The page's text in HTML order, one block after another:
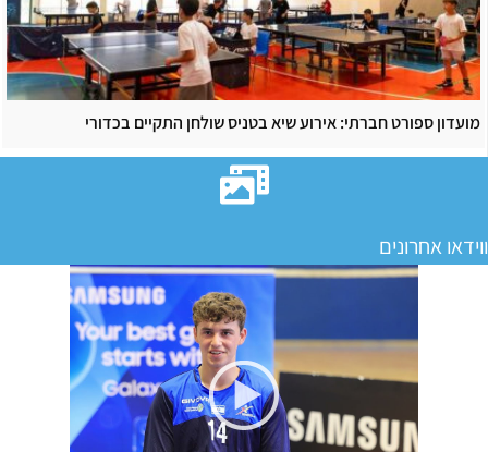
מועדון ספורט חברתי: אירוע שיא בטניס שולחן התקיים בכדורי
ווידאו אחרונים